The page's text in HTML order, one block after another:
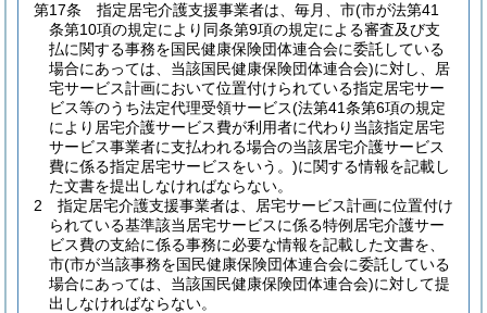
第17条
指定居宅介護支援事業者は、毎月、市(市が法第41
条第10項の規定により同条第9項の規定による審査及び支
払に関する事務を国民健康保険団体連合会に委託している
場合にあっては、当該国民健康保険団体連合会)に対し、居
宅サービス計画において位置付けられている指定居宅サー
ビス等のうち法定代理受領サービス(法第41条第6項の規定
により居宅介護サービス費が利用者に代わり当該指定居宅
サービス事業者に支払われる場合の当該居宅介護サービス
費に係る指定居宅サービスをいう。)に関する情報を記載し
た文書を提出しなければならない。
2
指定居宅介護支援事業者は、居宅サービス計画に位置付け
られている基準該当居宅サービスに係る特例居宅介護サー
ビス費の支給に係る事務に必要な情報を記載した文書を、
市(市が当該事務を国民健康保険団体連合会に委託している
場合にあっては、当該国民健康保険団体連合会)に対して提
出しなければならない。